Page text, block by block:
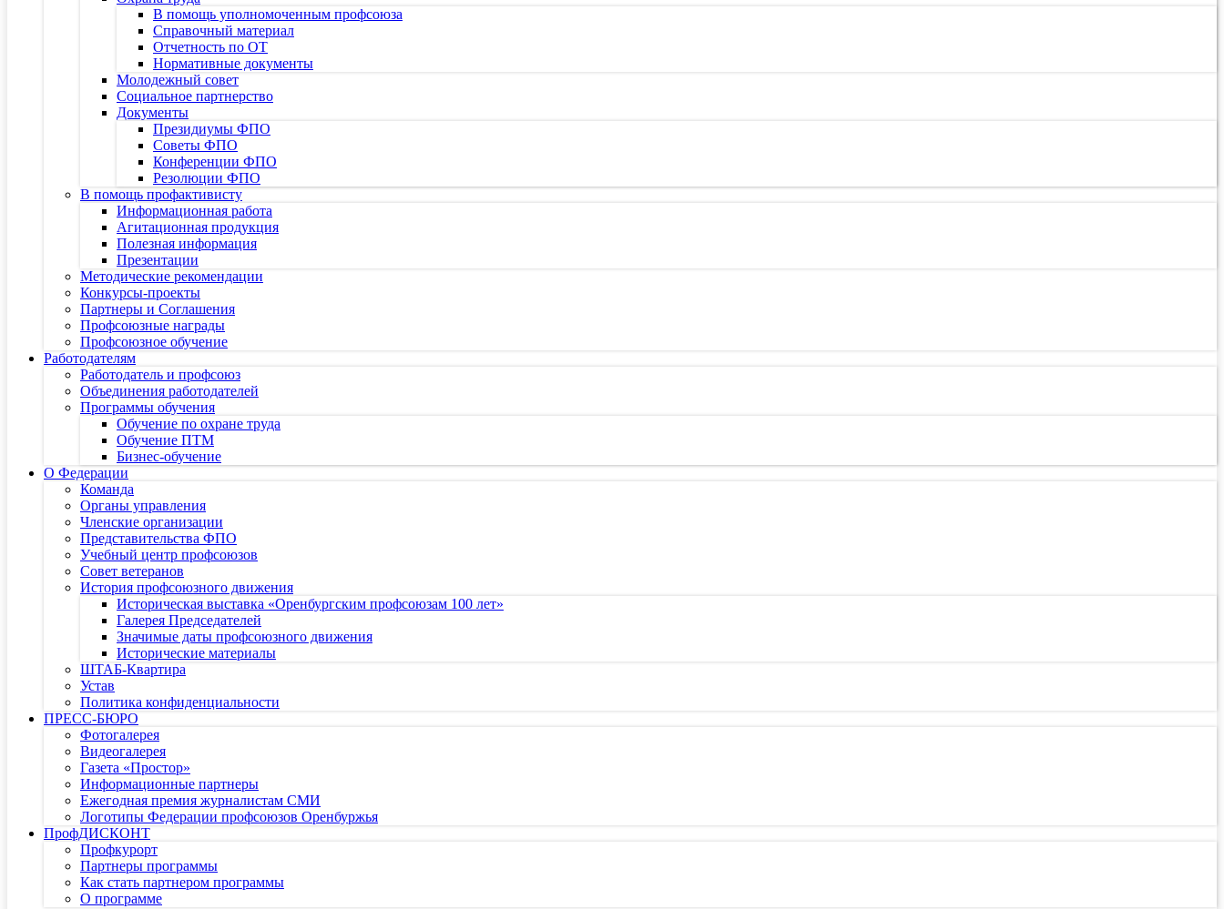
В помощь уполномоченным профсоюза
Справочный материал
Отчетность по ОТ
Нормативные документы
Молодежный совет
Социальное партнерство
Документы
Президиумы ФПО
Советы ФПО
Конференции ФПО
Резолюции ФПО
В помощь профактивисту
Информационная работа
Агитационная продукция
Полезная информация
Презентации
Методические рекомендации
Конкурсы-проекты
Партнеры и Соглашения
Профсоюзные награды
Профсоюзное обучение
Работодателям
Работодатель и профсоюз
Объединения работодателей
Программы обучения
Обучение по охране труда
Обучение ПТМ
Бизнес-обучение
О Федерации
Команда
Органы управления
Членские организации
Представительства ФПО
Учебный центр профсоюзов
Совет ветеранов
История профсоюзного движения
Историческая выставка «Оренбургским профсоюзам 100 лет»
Галерея Председателей
Значимые даты профсоюзного движения
Исторические материалы
ШТАБ-Квартира
Устав
Политика конфиденциальности
ПРЕСС-БЮРО
Фотогалерея
Видеогалерея
Газета «Простор»
Информационные партнеры
Ежегодная премия журналистам СМИ
Логотипы Федерации профсоюзов Оренбуржья
ПрофДИСКОНТ
Профкурорт
Партнеры программы
Как стать партнером программы
О программе